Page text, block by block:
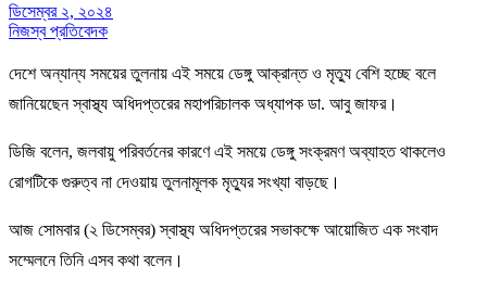
ডিসেম্বর ২, ২০২৪
নিজস্ব প্রতিবেদক
দেশে অন্যান্য সময়ের তুলনায় এই সময়ে ডেঙ্গু আক্রান্ত ও মৃত্যু বেশি হচ্ছে বলে
জানিয়েছেন স্বাস্থ্য অধিদপ্তরের মহাপরিচালক অধ্যাপক ডা. আবু জাফর।
ডিজি বলেন, জলবায়ু পরিবর্তনের কারণে এই সময়ে ডেঙ্গু সংক্রমণ অব্যাহত থাকলেও
রোগটিকে গুরুত্ব না দেওয়ায় তুলনামূলক মৃত্যুর সংখ্যা বাড়ছে।
আজ সোমবার (২ ডিসেম্বর) স্বাস্থ্য অধিদপ্তরের সভাকক্ষে আয়োজিত এক সংবাদ
সম্মেলনে তিনি এসব কথা বলেন।